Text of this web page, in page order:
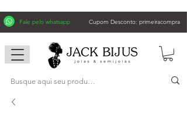
Fale pelo whatsapp Cupom Desconto: primeiracompra